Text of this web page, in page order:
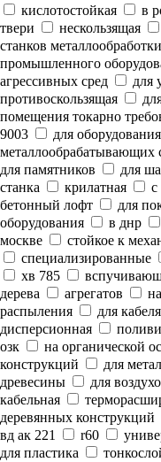
кислотостойкая
в
твери
нескользящая
станков металлообработки
промышленного
агрессивных сред
для
противоскользящая
помещения токарно
9003
для оборудования
металлообрабатывающих
для памятников
для
станка
крилатная с
бетонный лофт
для
оборудования
в днр
москве
стойкое к
специализированные
хв 785
дерева
агрегатов
распыления
для кабеля
дисперсионная
озк
на органической
конструкций
для
древесины
для
кабельная
деревянных конструкций
вд ак 221
r60
для пластика